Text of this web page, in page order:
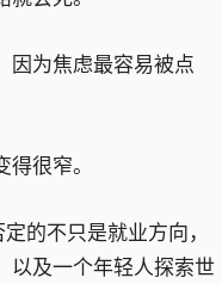
因为焦虑最容易被点
很窄。
的不只是就业方向，
以及一个年轻人探索世